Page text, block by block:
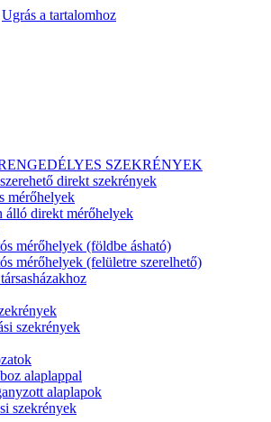
Ugrás a tartalomhoz
SZEKRÉNYEK
direkt szekrények
mérőhelyek
álló direkt mérőhelyek
mérőhelyek (földbe ásható)
mérőhelyek (felületre szerelhető)
szekrények
alaplappal
alaplapok
szekrények